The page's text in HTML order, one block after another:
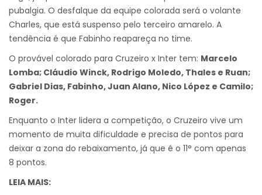
pubalgia. O desfalque da equipe colorada será o volante
Charles, que está suspenso pelo terceiro amarelo. A
tendência é que Fabinho reapareça no time.
O provável colorado para Cruzeiro x Inter tem: Marcelo
Lomba; Cláudio Winck, Rodrigo Moledo, Thales e Ruan;
Gabriel Dias, Fabinho, Juan Alano, Nico López e Camilo;
Roger.
Enquanto o Inter lidera a competição, o Cruzeiro vive um
momento de muita dificuldade e precisa de pontos para
deixar a zona do rebaixamento, já que é o 11° com apenas
8 pontos.
LEIA MAIS: